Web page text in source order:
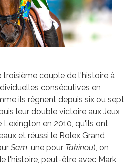
troisième couple de l'histoire à
consécutives en
ils rêgnent depuis six ou sept
leur double victoire aux Jeux
en 2010, qu'ils ont
et réussi le Rolex Grand
Sam, une pour Takinou), on
l'histoire, peut-être avec Mark